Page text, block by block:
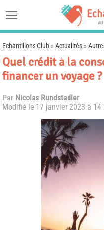
Echantillons Club »Actualités »
Quel crédit à la
financer un voyage ?
Par Nicolas Rundstadler
Modifié le 17 janvier 2023 à 14